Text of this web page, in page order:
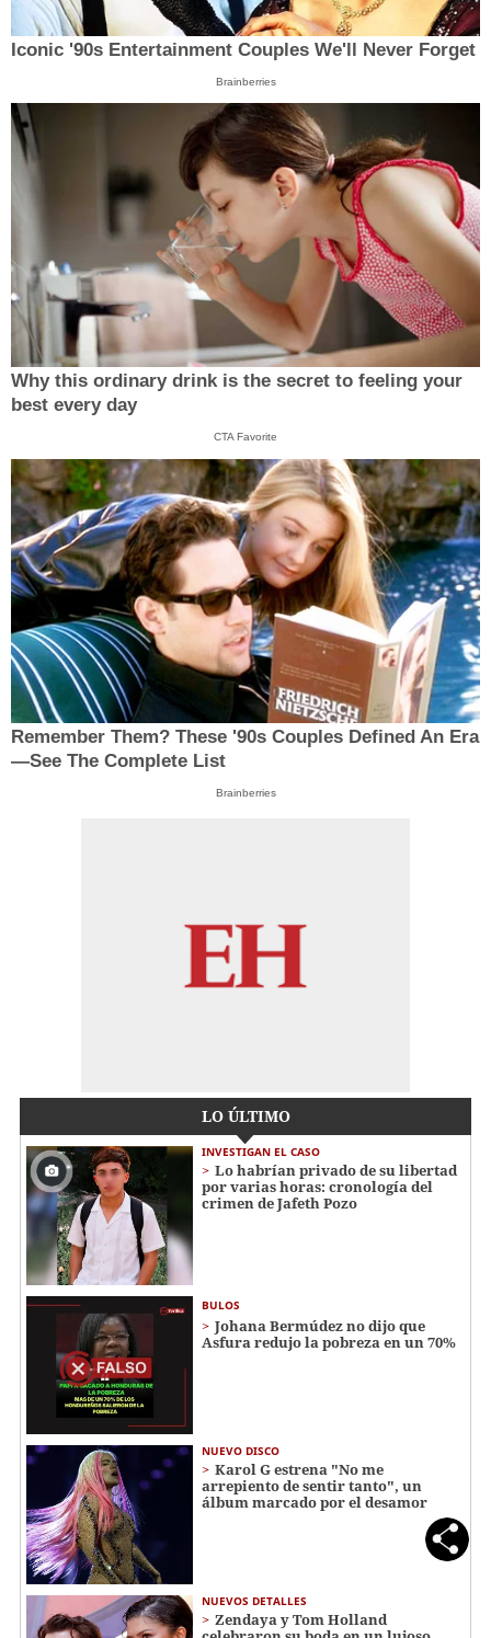
Iconic '90s Entertainment Couples We'll Never Forget
Brainberries
Why this ordinary drink is the secret to feeling your
best every day
CTA Favorite
Remember Them? These '90s Couples Defined An Era
—See The Complete List
Brainberries
LO ÚLTIMO
INVESTIGAN EL CASO
Lo habrían privado de su libertad
por varias horas: cronología del
crimen de Jafeth Pozo
BULOS
Johana Bermúdez no dijo que
Asfura redujo la pobreza en un 70%
NUEVO DISCO
Karol G estrena "No me
arrepiento de sentir tanto", un
álbum marcado por el desamor
NUEVOS DETALLES
Zendaya y Tom Holland